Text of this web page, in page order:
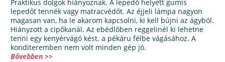
Praktikus dolgok hiányoznak. A lepedő helyett gumis
lepedőt tennék vagy matracvédőt. Az éjjeli lámpa nagyon
magasan van, ha le akarom kapcsolni, ki kell bújni az ágyból.
Hiányzott a cipőkanál. Az ebédlőben reggelinél ki lehetne
tenni egy kenyérvágó kést. a pékáru félbe vágásához. A
konditeremben nem volt minden gép jó.
Bővebben >>